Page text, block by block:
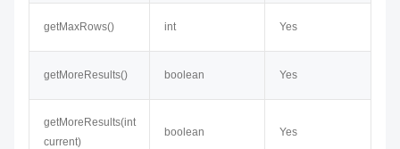
getMaxRows() int Yes
getMoreResults() boolean Yes
getMoreResults​(int
current)
boolean Yes